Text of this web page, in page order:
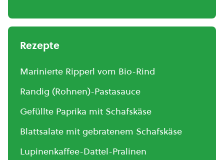
Rezepte
Marinierte Ripperl vom Bio-Rind
Randig (Rohnen)-Pastasauce
Gefüllte Paprika mit Schafskäse
Blattsalate mit gebratenem Schafskäse
Lupinenkaffee-Dattel-Pralinen